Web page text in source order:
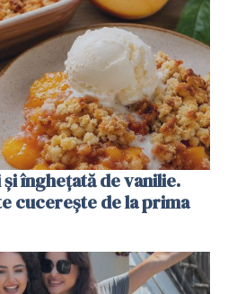
înghețată de vanilie.
cucerește de la prima